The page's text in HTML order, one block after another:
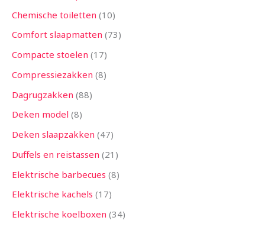
Chemische toiletten 10
Comfort slaapmatten 73
Compacte stoelen 17
Compressiezakken 8
Dagrugzakken 88
Deken model 8
Deken slaapzakken 47
Duffels en reistassen 21
Elektrische barbecues 8
Elektrische kachels 17
Elektrische koelboxen 34